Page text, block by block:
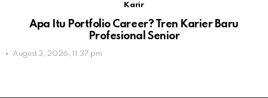
Karir
Apa Itu Portfolio Career? Tren Karier Baru
Profesional Senior
August 3, 2026, 11:37 pm